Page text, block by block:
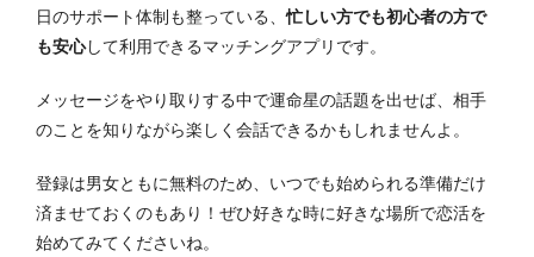
日のサポート体制も整っている、忙しい方でも初心者の方で
も安心して利用できるマッチングアプリです。
メッセージをやり取りする中で運命星の話題を出せば、相手
のことを知りながら楽しく会話できるかもしれませんよ。
登録は男女ともに無料のため、いつでも始められる準備だけ
済ませておくのもあり！ぜひ好きな時に好きな場所で恋活を
始めてみてくださいね。